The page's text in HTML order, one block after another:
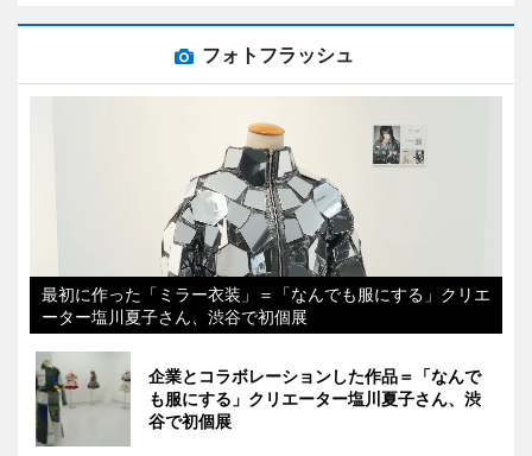
フォトフラッシュ
最初に作った「ミラー衣装」＝「なんでも服にする」クリエ
ーター塩川夏子さん、渋谷で初個展
企業とコラボレーションした作品＝「なんで
も服にする」クリエーター塩川夏子さん、渋
谷で初個展